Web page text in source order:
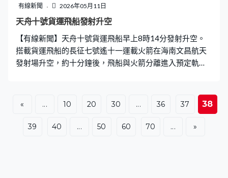
有線新聞 2026年05月11日
天舟十號貨運飛船發射升空
【有線新聞】天舟十號貨運飛船早上8時14分發射升空。
搭載貨運飛船的長征七號遙十一運載火箭在海南文昌航天
發射場升空，約十分鐘後，飛船與火箭分離進入預定軌
荷是太空站建造任務以來最多，另外還有一件新款艙外航
« ... 10 20 30 ... 36 37 38
39 40 ... 50 60 70 ... »